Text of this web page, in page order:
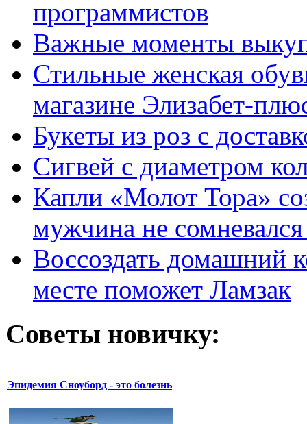
программистов
Важные моменты
Стильные женская
магазине Элизабет-
Букеты из роз с
Сигвей с диаметром
Капли «Молот Тора»
мужчина не
Воссоздать домашний
месте поможет Ламзак
Советы новичку:
Эпидемия Сноуборд - это болезнь